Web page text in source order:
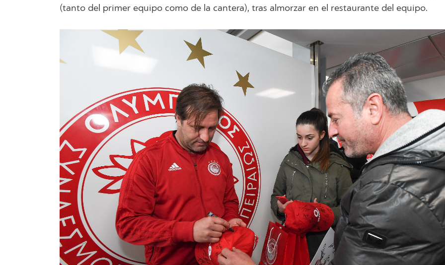
(tanto del primer equipo como de la cantera), tras almorzar en el restaurante del equipo.